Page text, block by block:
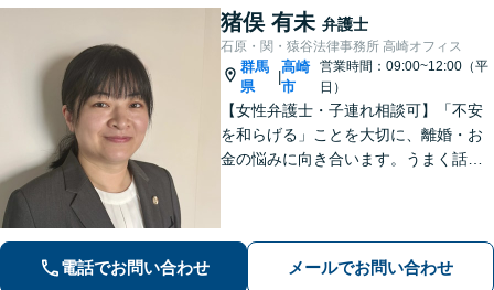
猪俣 有未 弁護士
石原・関・猿谷法律事務所 高崎オフィス
群馬
県
|
高崎
市
営業時間：09:00~12:00（平
日）
【女性弁護士・子連れ相談可】「不安
を和らげる」ことを大切に、離婚・お
金の悩みに向き合います。うまく話せ
電話でお問い合わせ メールでお問い合わせ